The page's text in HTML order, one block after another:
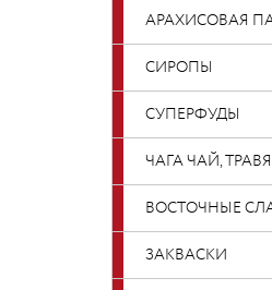
АРАХИСОВАЯ
СИРОПЫ
СУПЕРФУДЫ
ЧАГА ЧАЙ,
ВОСТОЧНЫЕ
ЗАКВАСКИ